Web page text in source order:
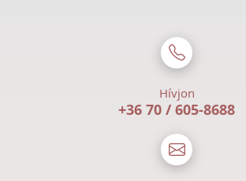
Hívjon
+36 70 / 605-8688